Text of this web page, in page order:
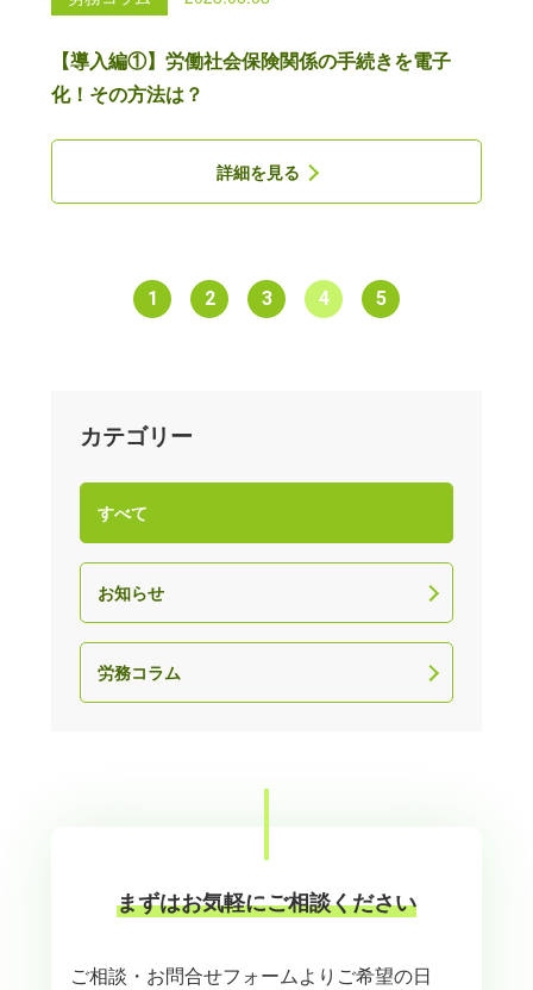
【導入編①】労働社会保険関係の手続きを電子
化！その方法は？
詳細を見る
1 2 3 4 5
カテゴリー
すべて
お知らせ
労務コラム
まずはお気軽にご相談ください
ご相談・お問合せフォームよりご希望の日